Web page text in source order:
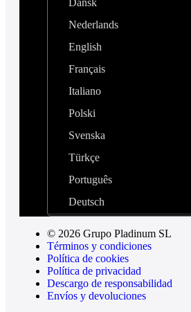
Nederlands
English
Français
Italiano
Polski
Svenska
Türkçe
Português
Deutsch
© 2026 Grupo Pladinum SL
Términos y condiciones
Política de cookies
Política de privacidad
Descargo de responsabilidad
Envíos y devoluciones